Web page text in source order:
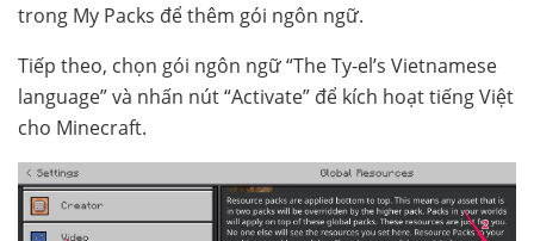
trong My Packs để thêm gói ngôn ngữ.
Tiếp theo, chọn gói ngôn ngữ “The Ty-el’s Vietnamese
language” và nhấn nút “Activate” để kích hoạt tiếng Việt
cho Minecraft.